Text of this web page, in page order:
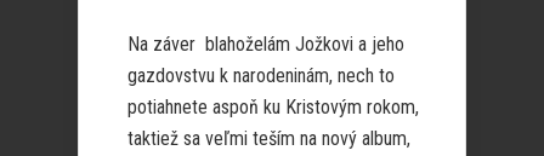
Na záver blahoželám Jožkovi a jeho
gazdovstvu k narodeninám, nech to
potiahnete aspoň ku Kristovým rokom,
taktiež sa veľmi teším na nový album,